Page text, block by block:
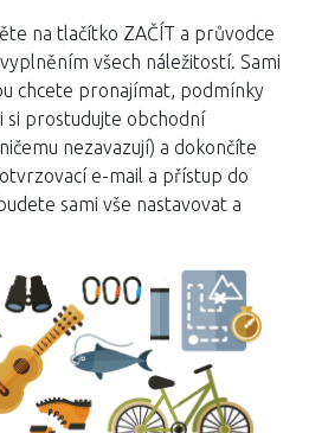
na tlačítko ZAČÍT a průvodce
všech náležitostí. Sami
chcete pronajímat, podmínky
si prostudujte obchodní
nezavazují) a dokončíte
e-mail a přístup do
sami vše nastavovat a